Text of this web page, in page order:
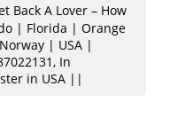
Back A Lover – How
| Florida | Orange
| USA |
In
in USA ||